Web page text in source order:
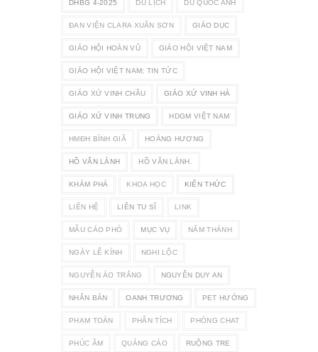
DHBG 4-2025 DU LỊCH DU QUỐC ANH
ĐAN VIỆN CLARA XUÂN SƠN GIÁO DỤC
GIÁO HỘI HOÀN VŨ GIÁO HỘI VIỆT NAM
GIÁO HỘI VIỆT NAM; TIN TỨC
GIÁO XỨ VINH CHÂU GIÁO XỨ VINH HÀ
GIÁO XỨ VINH TRUNG HDGM VIỆT NAM
HMĐH BÌNH GIÃ HOÀNG HƯƠNG
HỒ VĂN LÀNH HỒ VĂN LÀNH.
KHÁM PHÁ KHOA HỌC KIẾN THỨC
LIÊN HỆ LIÊN TU SĨ LINK
MẪU CÁO PHÓ MỤC VỤ NĂM THÁNH
NGÀY LỄ KÍNH NGHI LỘC
NGUYỄN ÁO TRẮNG NGUYỄN DUY AN
NHÂN BẢN OANH TRƯƠNG PET HƯỞNG
PHẠM TOÀN PHÂN TÍCH PHÒNG CHAT
PHÚC ÂM QUẢNG CÁO RUỘNG TRE